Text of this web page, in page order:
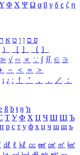
Φ Χ Ψ Ω α β γ δ ε ζ η
פ ם ן ו ט א ר
） ［ ］ ｛ ｝
√ ∽ ∝ ∵ ∫ ∬ ∈ ∋
－ ＜ ＝
＞
¡ ¿ ː ！ ＇ ， ． ／
：
ß þ ŧ ŋ ŉ
Т У Ф Х Ц Ч Ш Щ Ъ
п р с т у ф х ц ч ш щ ъ
㎗ ℓ ㎘ ㏄ ㎣ ㎤ ㎥ ㎦